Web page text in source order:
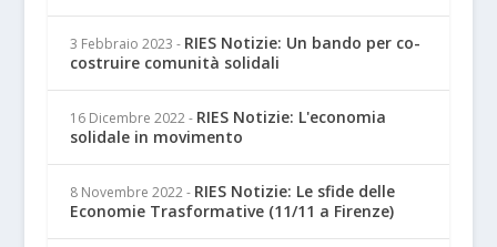
3 Febbraio 2023 - RIES Notizie: Un bando per co-
costruire comunità solidali
16 Dicembre 2022 - RIES Notizie: L'economia
solidale in movimento
8 Novembre 2022 - RIES Notizie: Le sfide delle
Economie Trasformative (11/11 a Firenze)